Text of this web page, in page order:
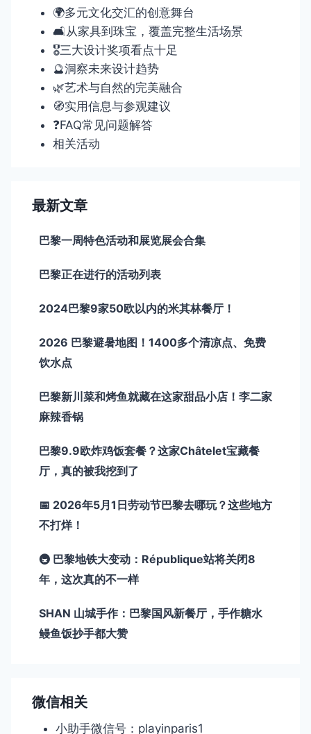
🌍多元文化交汇的创意舞台
🛋️从家具到珠宝，覆盖完整生活场景
🎖️三大设计奖项看点十足
🔮洞察未来设计趋势
🌿艺术与自然的完美融合
🧭实用信息与参观建议
❓FAQ常见问题解答
相关活动
最新文章
巴黎一周特色活动和展览展会合集
巴黎正在进行的活动列表
2024巴黎9家50欧以内的米其林餐厅！
2026 巴黎避暑地图！1400多个清凉点、免费
饮水点
巴黎新川菜和烤鱼就藏在这家甜品小店！李二家
麻辣香锅
巴黎9.9欧炸鸡饭套餐？这家Châtelet宝藏餐
厅，真的被我挖到了
📅 2026年5月1日劳动节巴黎去哪玩？这些地方
不打烊！
🚇 巴黎地铁大变动：République站将关闭8
年，这次真的不一样
SHAN 山城手作：巴黎国风新餐厅，手作糖水
鳗鱼饭抄手都大赞
微信相关
小助手微信号：playinparis1